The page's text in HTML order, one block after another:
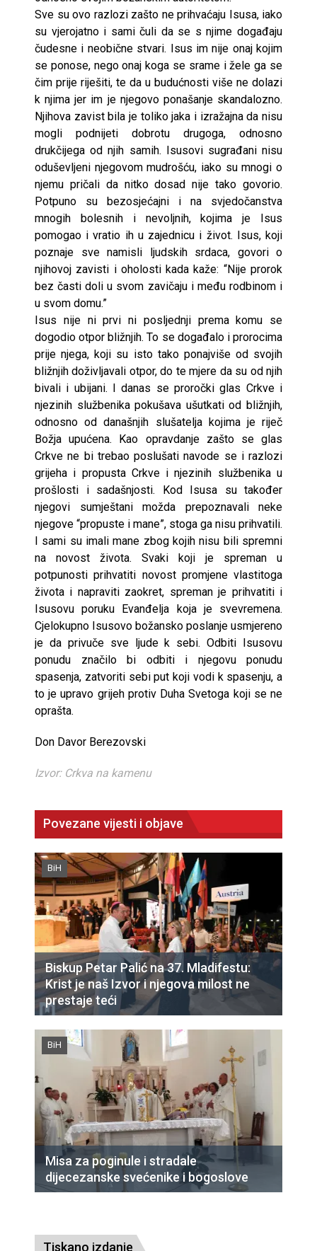
Sve su ovo razlozi zašto ne prihvaćaju Isusa, iako
su vjerojatno i sami čuli da se s njime događaju
čudesne i neobične stvari. Isus im nije onaj kojim
se ponose, nego onaj koga se srame i žele ga se
čim prije riješiti, te da u budućnosti više ne dolazi
k njima jer im je njegovo ponašanje skandalozno.
Njihova zavist bila je toliko jaka i izražajna da nisu
mogli podnijeti dobrotu drugoga, odnosno
drukčijega od njih samih. Isusovi sugrađani nisu
oduševljeni njegovom mudrošću, iako su mnogi o
njemu pričali da nitko dosad nije tako govorio.
Potpuno su bezosjećajni i na svjedočanstva
mnogih bolesnih i nevoljnih, kojima je Isus
pomogao i vratio ih u zajednicu i život. Isus, koji
poznaje sve namisli ljudskih srdaca, govori o
njihovoj zavisti i oholosti kada kaže: “Nije prorok
bez časti doli u svom zavičaju i među rodbinom i
u svom domu.”
Isus nije ni prvi ni posljednji prema komu se
dogodio otpor bližnjih. To se događalo i prorocima
prije njega, koji su isto tako ponajviše od svojih
bližnjih doživljavali otpor, do te mjere da su od njih
bivali i ubijani. I danas se proročki glas Crkve i
njezinih službenika pokušava ušutkati od bližnjih,
odnosno od današnjih slušatelja kojima je riječ
Božja upućena. Kao opravdanje zašto se glas
Crkve ne bi trebao poslušati navode se i razlozi
grijeha i propusta Crkve i njezinih službenika u
prošlosti i sadašnjosti. Kod Isusa su također
njegovi sumještani možda prepoznavali neke
njegove “propuste i mane”, stoga ga nisu prihvatili.
I sami su imali mane zbog kojih nisu bili spremni
na novost života. Svaki koji je spreman u
potpunosti prihvatiti novost promjene vlastitoga
života i napraviti zaokret, spreman je prihvatiti i
Isusovu poruku Evanđelja koja je svevremena.
Cjelokupno Isusovo božansko poslanje usmjereno
je da privuče sve ljude k sebi. Odbiti Isusovu
ponudu značilo bi odbiti i njegovu ponudu
spasenja, zatvoriti sebi put koji vodi k spasenju, a
to je upravo grijeh protiv Duha Svetoga koji se ne
oprašta.
Don Davor Berezovski
Izvor: Crkva na kamenu
Povezane vijesti i objave
BiH
Biskup Petar Palić na 37. Mladifestu:
Krist je naš Izvor i njegova milost ne
prestaje teći
BiH
Misa za poginule i stradale
dijecezanske svećenike i bogoslove
Tiskano izdanje